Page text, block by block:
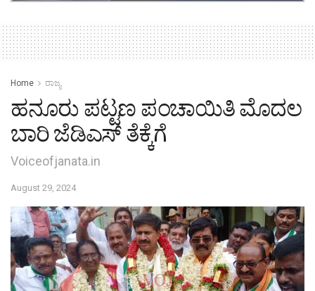
Home ರಾಜ್ಯ
ಹನೂರು ಪಟ್ಟಣ ಪಂಚಾಯಿತಿ ಮೊದಲ
ಬಾರಿ ಜೆಡಿಎಸ್ ತೆಕ್ಕೆಗೆ
Voiceofjanata.in
August 29, 2024